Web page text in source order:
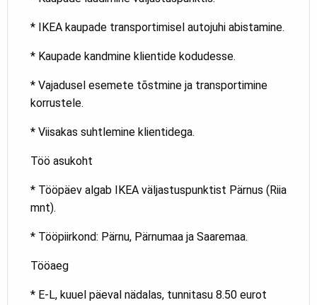
* IKEA kaupade transportimisel autojuhi abistamine.
* Kaupade kandmine klientide kodudesse.
* Vajadusel esemete tõstmine ja transportimine
korrustele.
* Viisakas suhtlemine klientidega.
Töö asukoht
* Tööpäev algab IKEA väljastuspunktist Pärnus (Riia
mnt).
* Tööpiirkond: Pärnu, Pärnumaa ja Saaremaa.
Tööaeg
* E-L, kuuel päeval nädalas, tunnitasu 8.50 eurot